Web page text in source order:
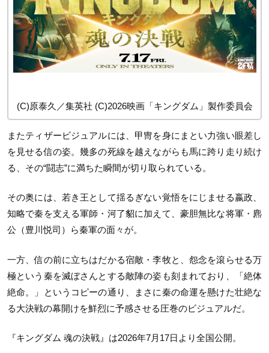
(C)原泰久／集英社 (C)2026映画「キングダム」製作委員会
またティザービジュアルには、甲冑を身にまとい力強い眼差し
を見せる信の姿。幾多の死線を越えながらも馬に跨り走り続け
る、その“闘志”に満ちた瞬間が切り取られている。
その奥には、若き王として揺るぎない覚悟をにじませる嬴政、
知略で秦を支える軍師・河了貂に加えて、豪胆無比な将軍・麃
公（豊川悦司）ら秦軍の面々が。
一方、信の前に立ちはだかる宿敵・李牧と、怨念を滾らせる万
極という秦を滅ぼさんとする敵陣の姿も刻まれており、「絶体
絶命。」というコピーの通り、まさに秦の命運を懸けた壮絶な
る大決戦の幕開けを鮮烈に予感させる圧巻のビジュアルだ。
『キングダム 魂の決戦』は2026年7月17日より全国公開。